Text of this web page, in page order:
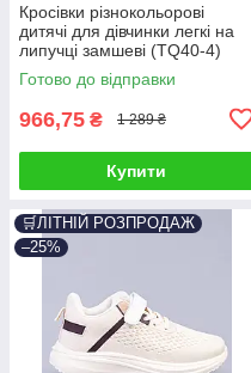
Кросівки різнокольорові
дитячі для дівчинки легкі на
липучці замшеві (TQ40-4)
Готово до відправки
966,75 ₴ 1 289 ₴
Купити
🛒ЛІТНІЙ РОЗПРОДАЖ
–25%